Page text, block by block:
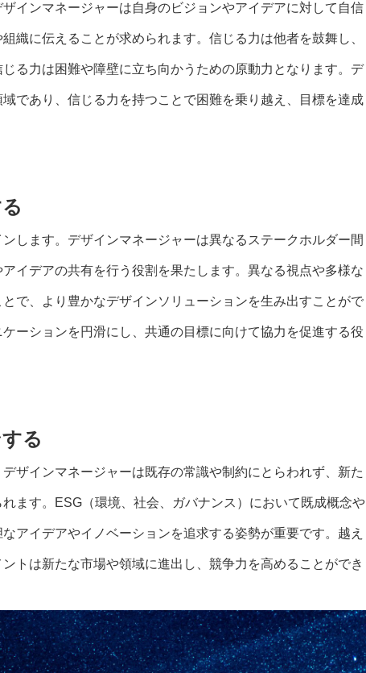
インマネージャーは自身のビジョンやアイデアに対して自信
織に伝えることが求められます。信じる力は他者を鼓舞し、
る力は困難や障壁に立ち向かうための原動力となります。デ
であり、信じる力を持つことで困難を乗り越え、目標を達成
します。デザインマネージャーは異なるステークホルダー間
イデアの共有を行う役割を果たします。異なる視点や多様な
で、より豊かなデザインソリューションを生み出すことがで
ーションを円滑にし、共通の目標に向けて協力を促進する役
る
ザインマネージャーは既存の常識や制約にとらわれず、新た
ます。ESG（環境、社会、ガバナンス）において既成概念や
アイデアやイノベーションを追求する姿勢が重要です。越え
トは新たな市場や領域に進出し、競争力を高めることができ